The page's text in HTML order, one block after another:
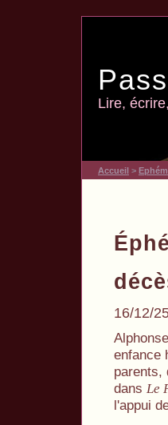
Lire,
Accueil >
16/12/
enfance
parents,
dans Le
l'appui